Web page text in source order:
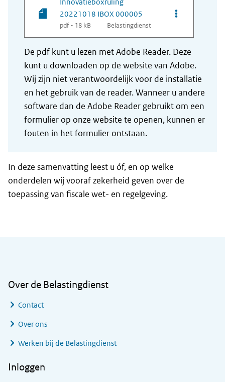
20221018 IBOX 000005
pdf - 18 kB Belastingdienst
Opties van
De pdf kunt u lezen met Adobe Reader. Deze
kunt u downloaden op de website van Adobe.
Wij zijn niet verantwoordelijk voor de installatie
en het gebruik van de reader. Wanneer u andere
software dan de Adobe Reader gebruikt om een
formulier op onze website te openen, kunnen er
fouten in het formulier ontstaan.
In deze samenvatting leest u óf, en op welke
onderdelen wij vooraf zekerheid geven over de
toepassing van fiscale wet- en regelgeving.
Over de Belastingdienst
Contact
Over ons
Werken bij de Belastingdienst
Inloggen